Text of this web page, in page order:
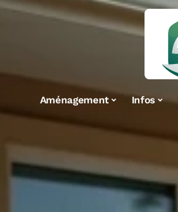
Aménagement Infos